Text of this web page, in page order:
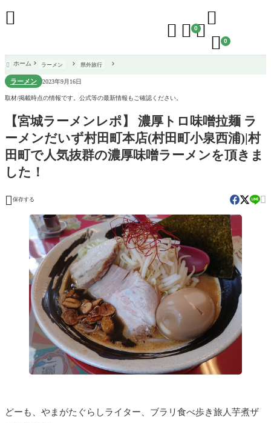
  0

 0

 ホーム ラーメン 県外旅行
ラーメン 2023年9月16日
取材/掲載時点の情報です。公式等の最新情報もご確認ください。
【宮城ラーメンレポ】 濃厚トロ味噌拉麺 ラ
ーメンだいず村田町本店(村田町小泉西浦)|村
田町で人気抜群の濃厚味噌ラーメンを頂きま
した！
 保存する 
どーも、やまがたぐらしライター、ブラリ食べ歩き旅人芋煮ザ